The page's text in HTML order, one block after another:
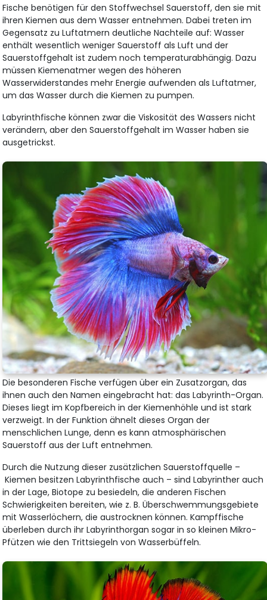
Fische benötigen für den Stoffwechsel Sauerstoff, den sie mit
ihren Kiemen aus dem Wasser entnehmen. Dabei treten im
Gegensatz zu Luftatmern deutliche Nachteile auf: Wasser
enthält wesentlich weniger Sauerstoff als Luft und der
Sauerstoffgehalt ist zudem noch temperaturabhängig. Dazu
müssen Kiemenatmer wegen des höheren
Wasserwiderstandes mehr Energie aufwenden als Luftatmer,
um das Wasser durch die Kiemen zu pumpen.
Labyrinthfische können zwar die Viskosität des Wassers nicht
verändern, aber den Sauerstoffgehalt im Wasser haben sie
ausgetrickst.
Die besonderen Fische verfügen über ein Zusatzorgan, das
ihnen auch den Namen eingebracht hat: das Labyrinth-Organ.
Dieses liegt im Kopfbereich in der Kiemenhöhle und ist stark
verzweigt. In der Funktion ähnelt dieses Organ der
menschlichen Lunge, denn es kann atmosphärischen
Sauerstoff aus der Luft entnehmen.
Durch die Nutzung dieser zusätzlichen Sauerstoffquelle –
Kiemen besitzen Labyrinthfische auch – sind Labyrinther auch
in der Lage, Biotope zu besiedeln, die anderen Fischen
Schwierigkeiten bereiten, wie z. B. Überschwemmungsgebiete
mit Wasserlöchern, die austrocknen können. Kampffische
überleben durch ihr Labyrinthorgan sogar in so kleinen Mikro-
Pfützen wie den Trittsiegeln von Wasserbüffeln.